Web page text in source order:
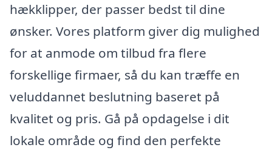
hækklipper, der passer bedst til dine
ønsker. Vores platform giver dig mulighed
for at anmode om tilbud fra flere
forskellige firmaer, så du kan træffe en
veluddannet beslutning baseret på
kvalitet og pris. Gå på opdagelse i dit
lokale område og find den perfekte